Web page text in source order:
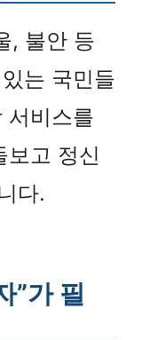
, 불안 등
는 국민들
서비스를
보고 정신
다.
”가 필